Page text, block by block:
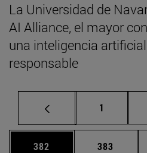
La Universidad de
AI Alliance, el mayor
una inteligencia
responsable
Página
1
Página
382 Página
383